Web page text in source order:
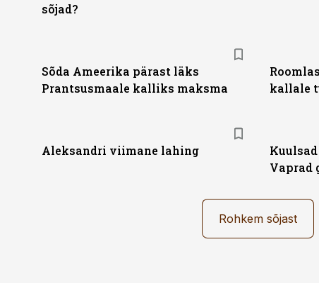
sõjad?
Sõda Ameerika pärast läks
Prantsusmaale kalliks maksma
kallale
Aleksandri viimane lahing
Vaprad
Rohkem sõjast